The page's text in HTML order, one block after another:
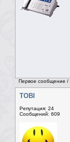
Первое сообщение
TOBI
Репутация: 24
Сообщений: 609